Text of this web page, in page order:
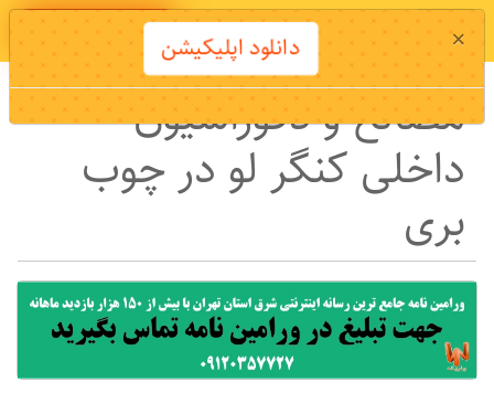
دانلود اپلیکیشن
مصالح و دکوراسیون
داخلی کنگر لو در چوب
بری
× دانلود اپلیکیشن